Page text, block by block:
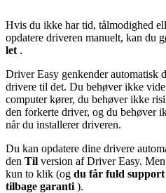
Hvis du ikke har tid, tålmodighed
opdatere driveren manuelt, kan du
let .
Driver Easy genkender automatisk
drivere til det. Du behøver ikke
computer kører, du behøver ikke
den forkerte driver, og du behøver
når du installerer driveren.
Du kan opdatere dine drivere
den Til version af Driver Easy.
kun to klik (og du får fuld support
tilbage garanti ).